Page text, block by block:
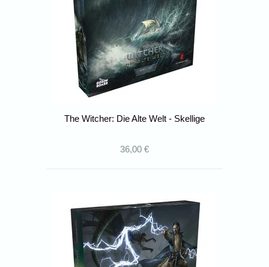
The Witcher: Die Alte Welt - Skellige
36,00 €